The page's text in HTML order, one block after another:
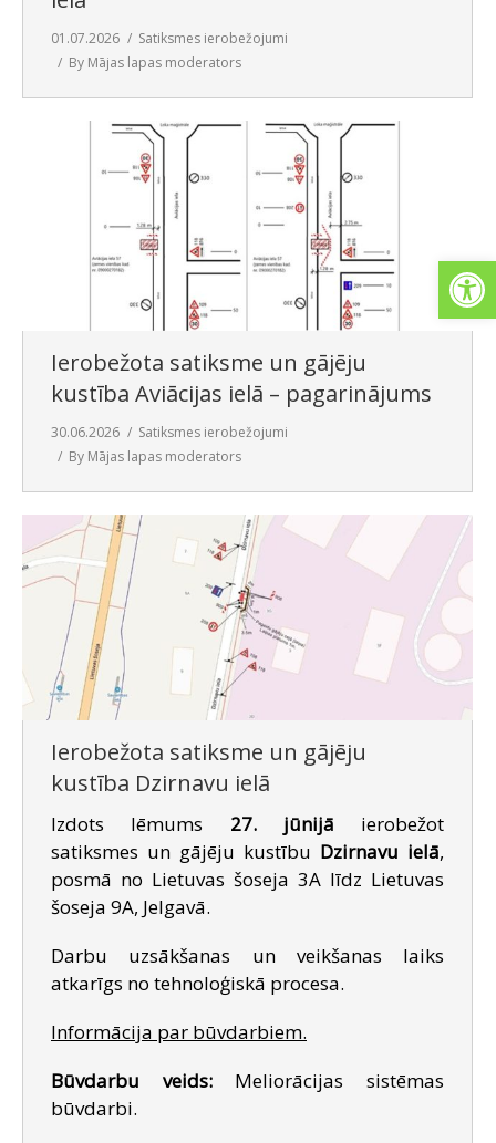
01.07.2026
Satiksmes ierobežojumi
By Mājas lapas moderators
Ierobežota satiksme un gājēju
kustība Aviācijas ielā – pagarinājums
30.06.2026
Satiksmes ierobežojumi
By Mājas lapas moderators
Ierobežota satiksme un gājēju
kustība Dzirnavu ielā
Izdots lēmums 27. jūnijā ierobežot
satiksmes un gājēju kustību Dzirnavu ielā,
posmā no Lietuvas šoseja 3A līdz Lietuvas
šoseja 9A, Jelgavā.
Darbu uzsākšanas un veikšanas laiks
atkarīgs no tehnoloģiskā procesa.
Informācija par būvdarbiem.
Būvdarbu veids:Meliorācijas sistēmas
būvdarbi.